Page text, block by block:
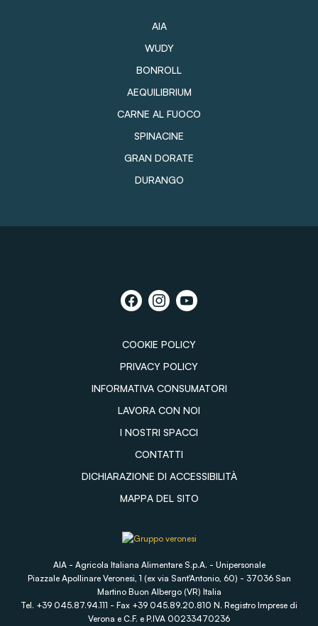
AIA
WUDY
BONROLL
AEQUILIBRIUM
CARNE AL FUOCO
SPINACINE
GRAN DORATE
DURANGO
COOKIE POLICY
PRIVACY POLICY
INFORMATIVA CONSUMATORI
LAVORA CON NOI
I NOSTRI SPACCI
CONTATTI
DICHIARAZIONE DI ACCESSIBILITÀ
MAPPA DEL SITO
AIA - Agricola Italiana Alimentare S.p.A. - Unipersonale
Piazzale Apollinare Veronesi, 1 (ex via Sant'Antonio, 60) - 37036 San
Martino Buon Albergo (VR) Italia
Tel. +39 045.87.94.111 - Fax +39 045.89.20.810 N. Registro Imprese di
Verona e C.F. e P.IVA 00233470236